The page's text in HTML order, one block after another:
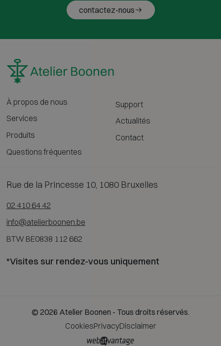
contactez-nous
À propos de nous
Services
Produits
Questions fréquentes
Support
Actualités
Contact
Rue de la Princesse 10, 1080 Bruxelles
02 410 64 42
info@atelierboonen.be
BTW BE0838 112 662
*Visites sur rendez-vous uniquement
© 2026 Atelier Boonen - Tous droits réservés.
CookiesPrivacyDisclaimer